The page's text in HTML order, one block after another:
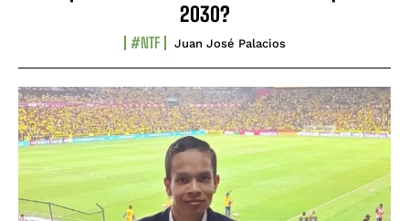
2030?
#NTF Juan José Palacios